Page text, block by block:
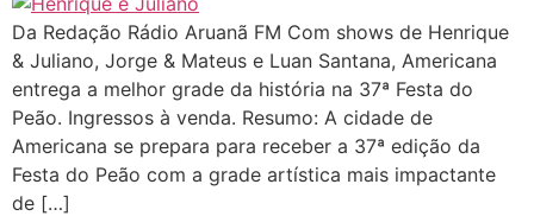
Da Redação Rádio Aruanã FM Com shows de Henrique
& Juliano, Jorge & Mateus e Luan Santana, Americana
entrega a melhor grade da história na 37ª Festa do
Peão. Ingressos à venda. Resumo: A cidade de
Americana se prepara para receber a 37ª edição da
Festa do Peão com a grade artística mais impactante
de […]